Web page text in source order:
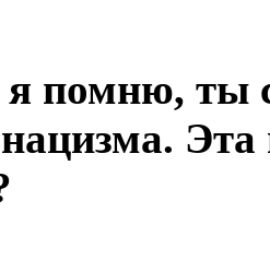
помню, ты